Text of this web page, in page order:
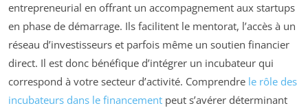
entrepreneurial en offrant un accompagnement aux startups
en phase de démarrage. Ils facilitent le mentorat, l’accès à un
réseau d’investisseurs et parfois même un soutien financier
direct. Il est donc bénéfique d’intégrer un incubateur qui
correspond à votre secteur d’activité. Comprendre le rôle des
incubateurs dans le financement peut s’avérer déterminant